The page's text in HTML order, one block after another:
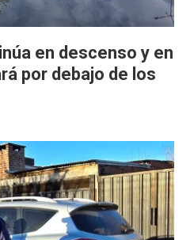
en descenso y en
por debajo de los